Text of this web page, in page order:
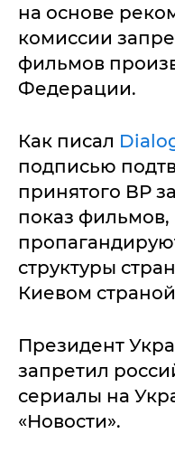
на основе
комиссии
фильмов
Федерации.
Как писал
подписью
принятого ВР
показ фильмов,
структуры
Киевом
Президент
запретил
сериалы на
«Новости».